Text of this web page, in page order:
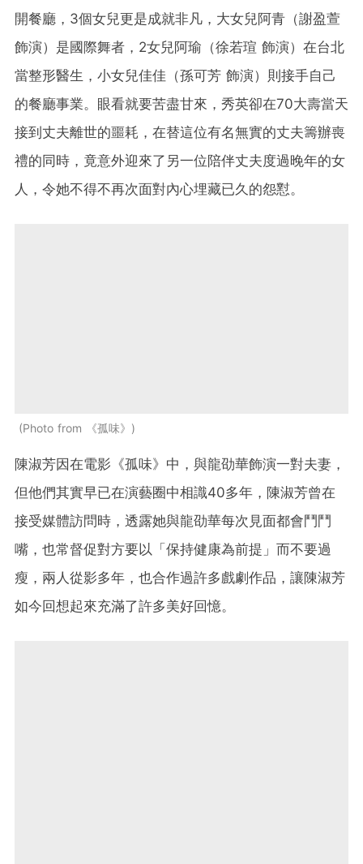
開餐廳，3個女兒更是成就非凡，大女兒阿青（謝盈萱
飾演）是國際舞者，2女兒阿瑜（徐若瑄 飾演）在台北
當整形醫生，小女兒佳佳（孫可芳 飾演）則接手自己
的餐廳事業。眼看就要苦盡甘來，秀英卻在70大壽當天
接到丈夫離世的噩耗，在替這位有名無實的丈夫籌辦喪
禮的同時，竟意外迎來了另一位陪伴丈夫度過晚年的女
人，令她不得不再次面對內心埋藏已久的怨懟。
Photo from 《孤味》
陳淑芳因在電影《孤味》中，與龍劭華飾演一對夫妻，
但他們其實早已在演藝圈中相識40多年，陳淑芳曾在
接受媒體訪問時，透露她與龍劭華每次見面都會鬥鬥
嘴，也常督促對方要以「保持健康為前提」而不要過
瘦，兩人從影多年，也合作過許多戲劇作品，讓陳淑芳
如今回想起來充滿了許多美好回憶。